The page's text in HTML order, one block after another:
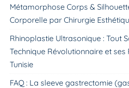
Métamorphose Corps &
Corporelle par Chirurgie
Rhinoplastie Ultrasonique : Tout
Technique Révolutionnaire et
Tunisie
FAQ : La sleeve gastrectomie